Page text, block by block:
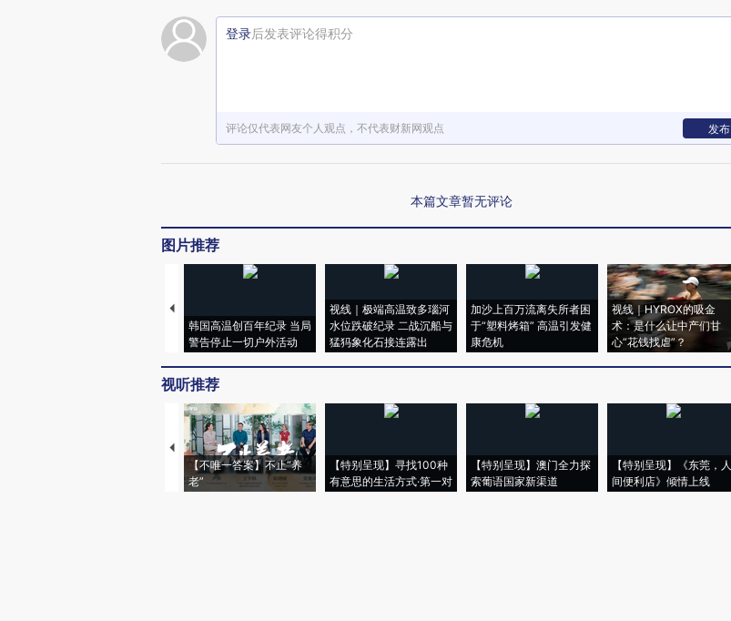
登录后发表评论得积分
评论仅代表网友个人观点，不代表财新网观点 发布
本篇文章暂无评论
图片推荐
韩国高温创百年纪录 当局
警告停止一切户外活动
视线｜极端高温致多瑙河
水位跌破纪录 二战沉船与
猛犸象化石接连露出
加沙上百万流离失所者困
于“塑料烤箱” 高温引发健
康危机
视线｜HYROX的吸金
术：是什么让中产们甘
心“花钱找虐”？
视听推荐
【不唯一答案】不止“养
老”
【特别呈现】寻找100种
有意思的生活方式·第一对
【特别呈现】澳门全力探
索葡语国家新渠道
【特别呈现】《东莞，人
间便利店》倾情上线